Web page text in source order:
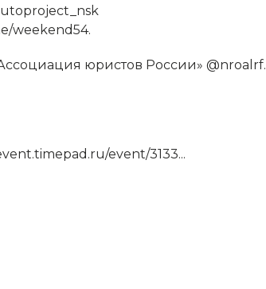
weekend54.
юристов России» @nroalrf.
event/3133...